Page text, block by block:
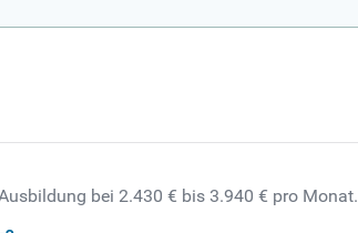
bei 2.430 € bis 3.940 € pro Monat.